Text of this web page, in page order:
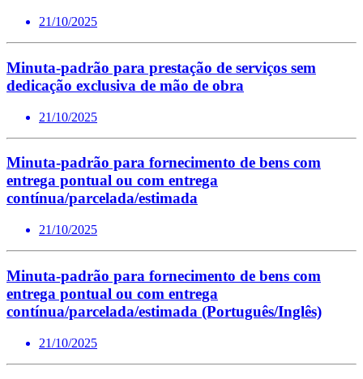
21/10/2025
Minuta-padrão para prestação de serviços sem
dedicação exclusiva de mão de obra
21/10/2025
Minuta-padrão para fornecimento de bens com
entrega pontual ou com entrega
contínua/parcelada/estimada
21/10/2025
Minuta-padrão para fornecimento de bens com
entrega pontual ou com entrega
contínua/parcelada/estimada (Português/Inglês)
21/10/2025